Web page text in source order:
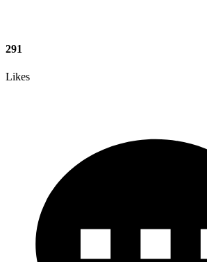
291
Likes